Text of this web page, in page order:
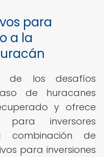
para
a la
de los desafíos
de huracanes
y ofrece
para inversores
combinación de
para inversiones